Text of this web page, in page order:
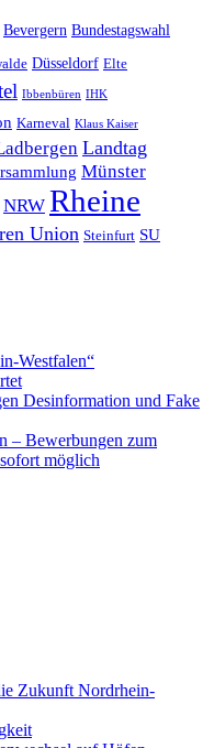
Bevergern Bundestagswahl
Düsseldorf Elte
Ibbenbüren IHK
Karneval Klaus Kaiser
Landtag
Münster
NRW Rheine
Union Steinfurt SU
Westfalen“
Desinformation und Fake
– Bewerbungen zum
möglich
Zukunft Nordrhein-